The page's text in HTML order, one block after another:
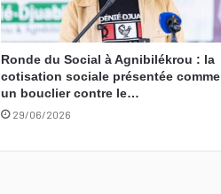
Ronde du Social à Agnibilékrou : la
cotisation sociale présentée comme
un bouclier contre le…
29/06/2026